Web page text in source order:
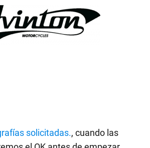
solicitadas., cuando las